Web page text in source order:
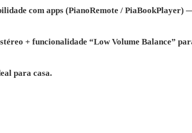
com apps (PianoRemote / PiaBookPlayer)
+ funcionalidade “Low Volume Balance”
para casa.